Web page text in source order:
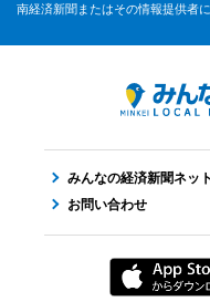
南経済新聞またはその情報提供者に
みんなの経済新聞ネッ
お問い合わせ